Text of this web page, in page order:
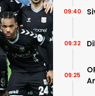
09:40
09:32
09:25